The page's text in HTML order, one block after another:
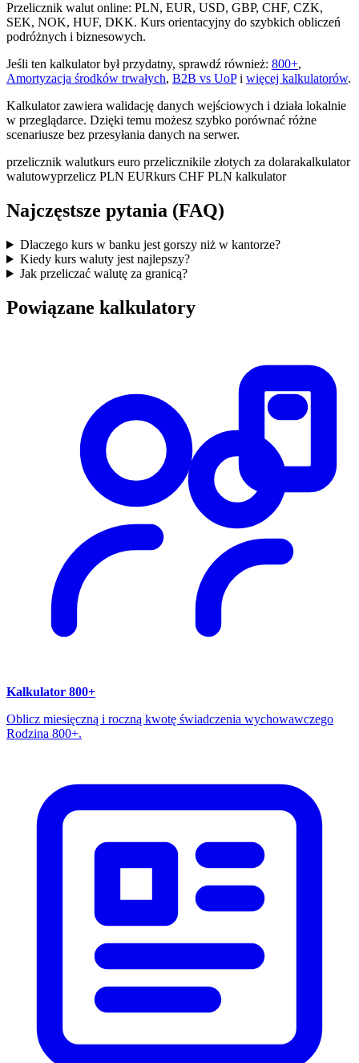
Przelicznik walut online: PLN, EUR, USD, GBP, CHF, CZK,
SEK, NOK, HUF, DKK. Kurs orientacyjny do szybkich obliczeń
podróżnych i biznesowych.
Jeśli ten kalkulator był przydatny, sprawdź również: 800+,
Amortyzacja środków trwałych, B2B vs UoPi więcej kalkulatorów.
Kalkulator zawiera walidację danych wejściowych i działa lokalnie
w przeglądarce. Dzięki temu możesz szybko porównać różne
scenariusze bez przesyłania danych na serwer.
przelicznik walutkurs euro przelicznikile złotych za dolarakalkulator
walutowyprzelicz PLN EURkurs CHF PLN kalkulator
Najczęstsze pytania (FAQ)
Dlaczego kurs w banku jest gorszy niż w kantorze?
Kiedy kurs waluty jest najlepszy?
Jak przeliczać walutę za granicą?
Powiązane kalkulatory
Kalkulator 800+
Oblicz miesięczną i roczną kwotę świadczenia wychowawczego
Rodzina 800+.